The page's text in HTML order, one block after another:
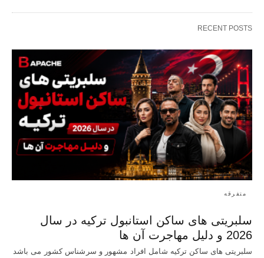
RECENT POSTS
متفرقه
سلبریتی های ساکن استانبول ترکیه در سال
2026 و دلیل مهاجرت آن ها
سلبریتی های ساکن ترکیه شامل افراد مشهور و سرشناس کشور می باشد